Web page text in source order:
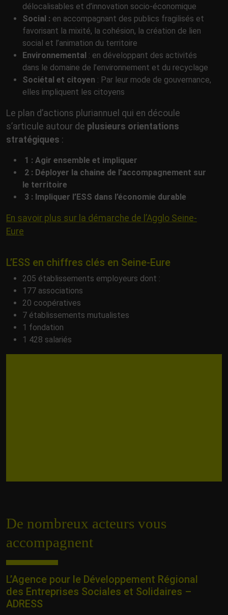
délocalisables et d’innovation socio-économique
Social : en accompagnant des publics fragilisés et
favorisant la mixité, la cohésion, la création de lien
social et l’animation du territoire
Environnemental : en développant des activités
dans le domaine de l’environnement et du recyclage
Sociétal et citoyen : Par leur mode de gouvernance,
elles impliquent les citoyens
Le plan d’actions pluriannuel qui en découle
s’articule autour de plusieurs orientations
stratégiques :
1 : Agir ensemble et impliquer
2 : Déployer la chaine de l’accompagnement sur
le territoire
3 : Impliquer l’ESS dans l’économie durable
En savoir plus sur la démarche de l’Agglo Seine-
Eure
L’ESS en chiffres clés en Seine-Eure
205 établissements employeurs dont :
177 associations
20 coopératives
7 établissements mutualistes
1 fondation
1 428 salariés
De nombreux acteurs vous
accompagnent
L’Agence pour le Développement Régional
des Entreprises Sociales et Solidaires –
ADRESS